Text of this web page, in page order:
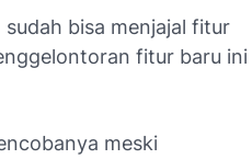
bisa menjajal fitur
fitur baru ini
meski